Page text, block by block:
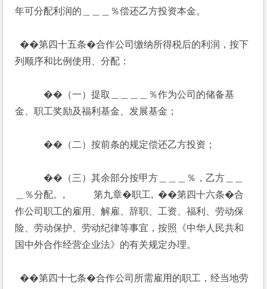
年可分配利润的＿＿＿％偿还乙方投资本金。
��第四十五条�合作公司缴纳所得税后的利润，按下
列顺序和比例使用、分配：
��（一）提取＿＿＿＿％作为公司的储备基
金、职工奖励及福利基金、发展基金；
��（二）按前条的规定偿还乙方投资；
��（三）其余部分按甲方＿＿＿％，乙方＿＿
＿％分配。,            第九章�职工,  ��第四十六条�合
作公司职工的雇用、解雇、辞职、工资、福利、劳动保
险、劳动保护、劳动纪律等事宜，按照《中华人民共和
国中外合作经营企业法》的有关规定办理。
��第四十七条�合作公司所需雇用的职工，经当地劳